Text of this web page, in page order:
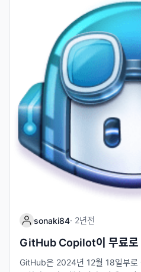
다. 다양한 언어 지원: Python,
Go 등 다양한 프로그래밍 언어를
어, Python에서 두 수의 합을 구하
ef add_two_numbers(a, b):
과 매개변수를 작성하면, Copilot
을 제안해줍니다. 이런 식으로 간
작성까지 Copilot이 유용한 도움
점 효율성: 반복적인 작업을 줄이
있습니다. 학습 지원: 코드를 작성
습니다. 생산성 향상: 더 빠르고 정
다. GitHub Copilot의 무료 제공
가져올 것 같아요. AI의 도움을 받
반복적인 작업은 Copilot에 맡기시
sonaki84· 2년전
GitHub Copilot이 무료로
GitHub은 2024년 12월 18일부